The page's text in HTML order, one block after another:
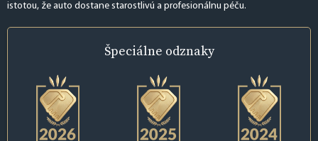
istotou, že auto dostane starostlivú a profesionálnu péču.
Špeciálne odznaky